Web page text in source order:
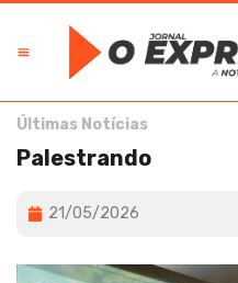
Últimas Notícias
Palestrando
21/05/2026